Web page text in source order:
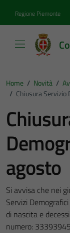
Regione Piemonte
Home / Novità /
/ Chiusura
agosto
Si avvisa che nei
Servizi
di nascita e
numero: